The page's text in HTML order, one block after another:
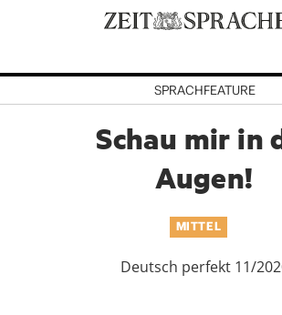
SPRACHFEATURE
Schau mir in
Augen!
MITTEL
Deutsch perfekt 11/